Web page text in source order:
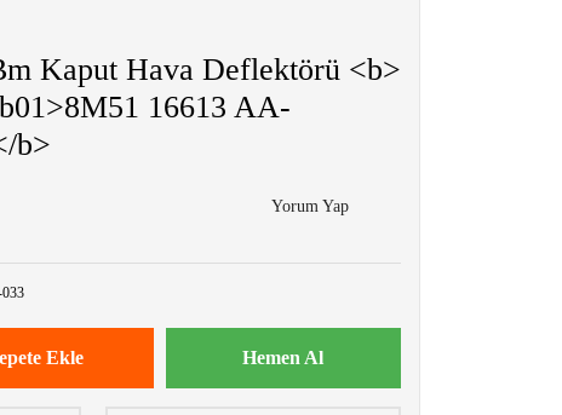
Kaput Hava Deflektörü <b>
16613 AA-
b>
Yorum Yap
Ekle Hemen Al